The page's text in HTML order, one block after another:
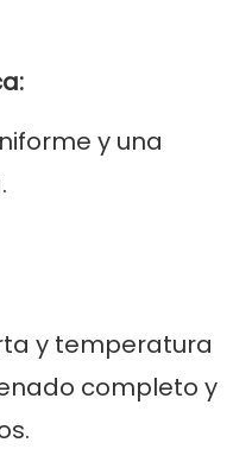
y una
y temperatura
completo y